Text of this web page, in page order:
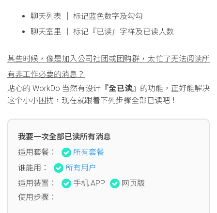
聊天列表 │ 标记蓝色数字及勾勾
聊天室里 │ 标记『已读』字样及已读人数
某些时候，像是加入公司社团或团购群，太忙了无法阅读所
有非工作必要的消息？
贴心的 WorkDo 当然有设计『全已读』的功能，正好能解决
这个小小困扰，现在就跟着下列步骤全部已读吧！
我要一次全部已读所有消息
适用套餐：
所有套餐
谁能用：
所有用户
适用装置：
手机 APP
网页版
使用步骤：